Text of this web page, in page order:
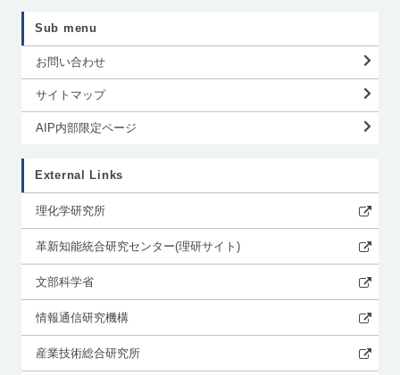
Sub menu
お問い合わせ
サイトマップ
AIP内部限定ページ
External Links
理化学研究所
革新知能統合研究センター(理研サイト)
文部科学省
情報通信研究機構
産業技術総合研究所